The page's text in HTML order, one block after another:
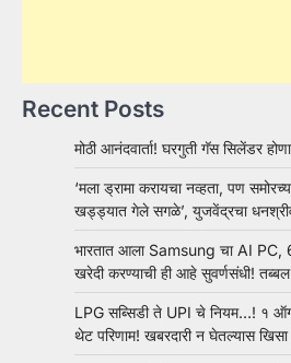
Recent Posts
मोठी आनंदवार्ता! घरगुती गॅस सिलेंडर
‘मला ड्रामा करायचा नव्हता, पण
खड्ड्यात गेले सगळे’, युजवेंद्रचा
भारतात आला Samsung चा AI PC,
खरेदी करण्याची ही आहे सुवर्णसंधी!
LPG सब्सिडी ते UPI चे नियम…! १
थेट परिणाम! खबरदारी न घेतल्यास खिसा